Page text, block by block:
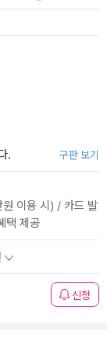
. 구판 보기
이용 시) / 카드 발
택 제공
신청